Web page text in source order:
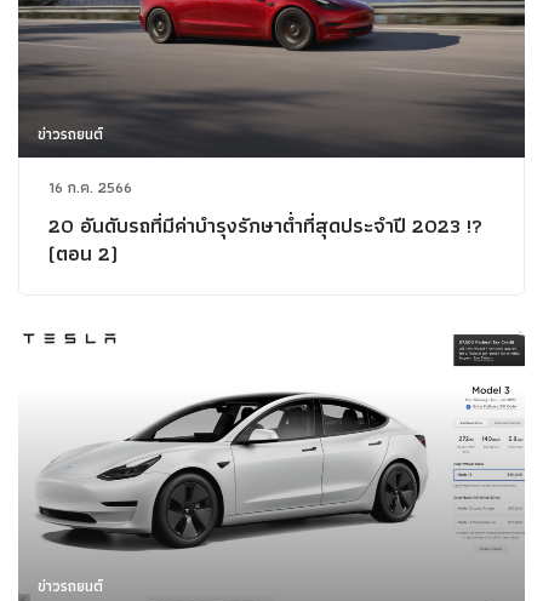
ข่าวรถยนต์
16 ก.ค. 2566
20 อันดับรถที่มีค่าบำรุงรักษาต่ำที่สุดประจำปี 2023 !?
(ตอน 2)
ข่าวรถยนต์